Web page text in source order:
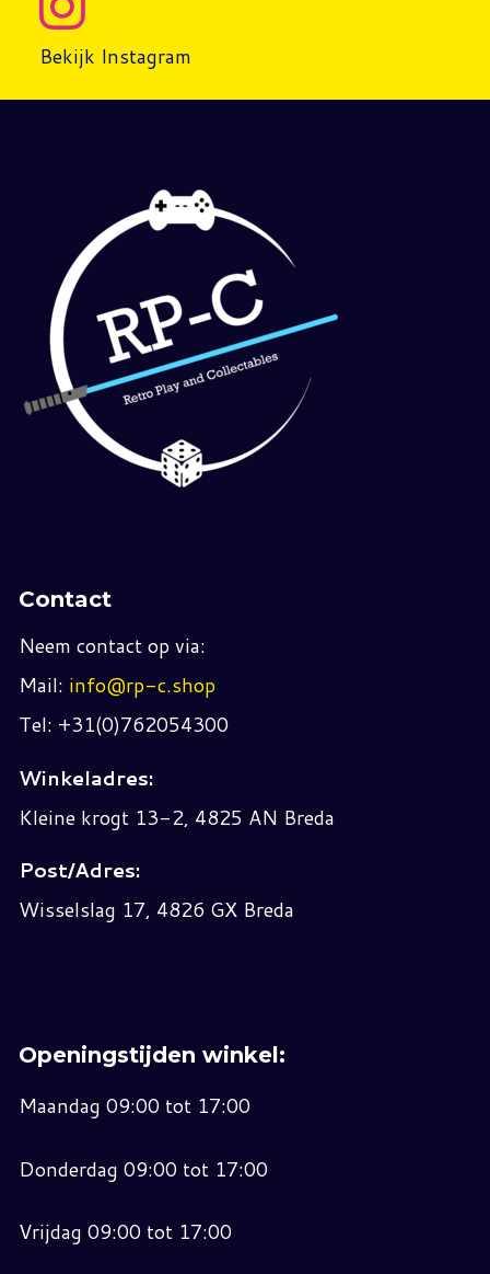
Bekijk Instagram
Contact
Neem contact op via:
Mail: info@rp-c.shop
Tel: +31(0)762054300
Winkeladres:
Kleine krogt 13-2, 4825 AN Breda
Post/Adres:
Wisselslag 17, 4826 GX Breda
Openingstijden winkel:
Maandag 09:00 tot 17:00
Donderdag 09:00 tot 17:00
Vrijdag 09:00 tot 17:00